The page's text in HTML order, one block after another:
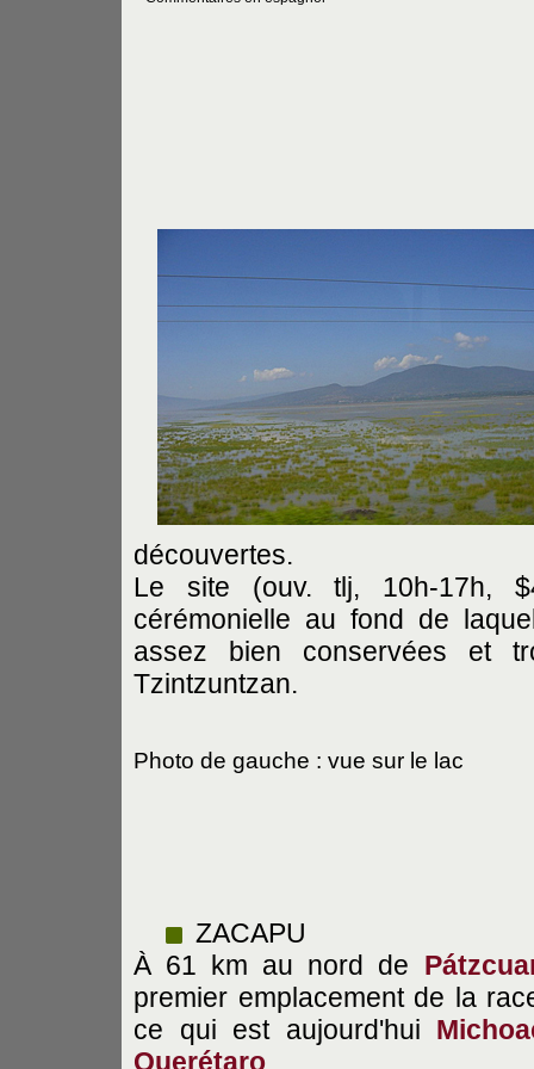
découvertes.
Le site (ouv. tlj, 10h-17h,
cérémonielle au fond de
assez bien conservées et
Tzintzuntzan.
Photo de gauche : vue sur le lac
ZACAPU
À 61 km au nord de
premier emplacement de la
ce qui est aujourd'hui
Querétaro